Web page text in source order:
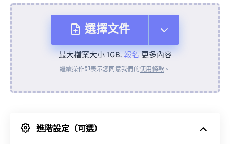
選擇文件
來自裝置
來自 Google 雲端硬碟
最大檔案大小 1GB.報名更多內容
繼續操作即表示您同意我們的使用條款 。
進階設定（可選）